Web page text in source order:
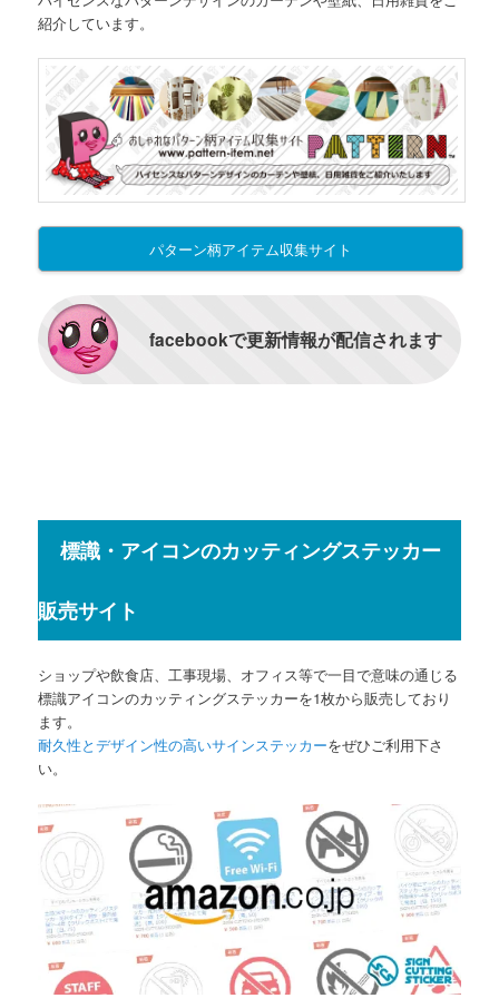
紹介しています。
パターン柄アイテム収集サイト
facebookで更新情報が配信されます
標識・アイコンのカッティングステッカー
販売サイト
ショップや飲食店、工事現場、オフィス等で一目で意味の通じる
標識アイコンのカッティングステッカーを1枚から販売しており
ます。
耐久性とデザイン性の高いサインステッカーをぜひご利用下さ
い。